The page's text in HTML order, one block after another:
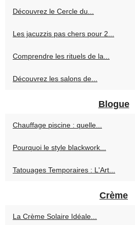
Découvrez le Cercle du...
Les jacuzzis pas chers pour 2...
Comprendre les rituels de la...
Découvrez les salons de...
Blogue
Chauffage piscine : quelle...
Pourquoi le style blackwork...
Tatouages Temporaires : L'Art...
Crème
La Crème Solaire Idéale...